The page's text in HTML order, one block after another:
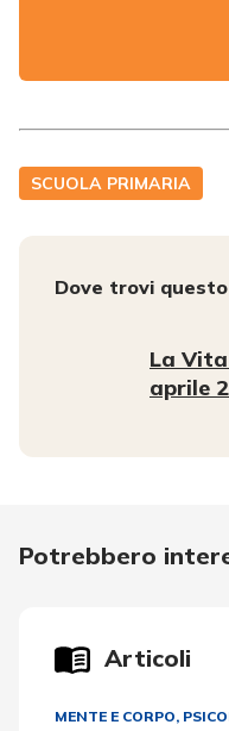
SCUOLA PRIMARIA
Dove trovi
La
aprile
Potrebbero
Articoli
MENTE E CORPO,